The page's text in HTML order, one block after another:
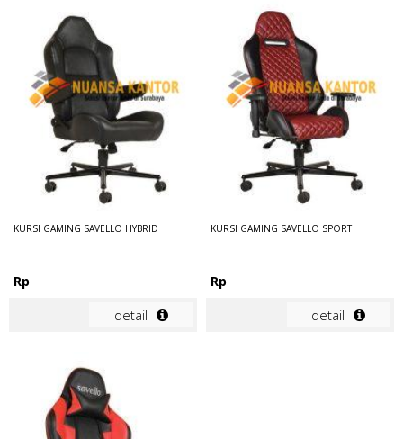
KURSI GAMING SAVELLO HYBRID
Rp
detail
KURSI GAMING SAVELLO SPORT
Rp
detail